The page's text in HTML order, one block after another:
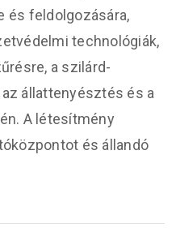
és feldolgozására,
technológiák,
a szilárd-
állattenyésztés és a
A létesítmény
és állandó